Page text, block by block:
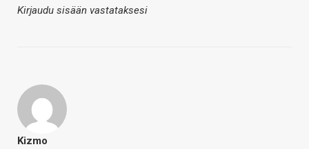
Kirjaudu sisään vastataksesi
Kizmo